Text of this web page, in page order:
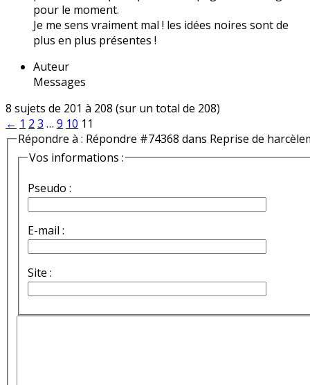
pour le moment.
Je me sens vraiment mal ! les idées noires sont de
plus en plus présentes !
Auteur
Messages
8 sujets de 201 à 208 (sur un total de 208)
← 1 2 3 … 9 10 11
Répondre à : Répondre #74368 dans Reprise de
Vos informations :
Pseudo :
E-mail :
Site :